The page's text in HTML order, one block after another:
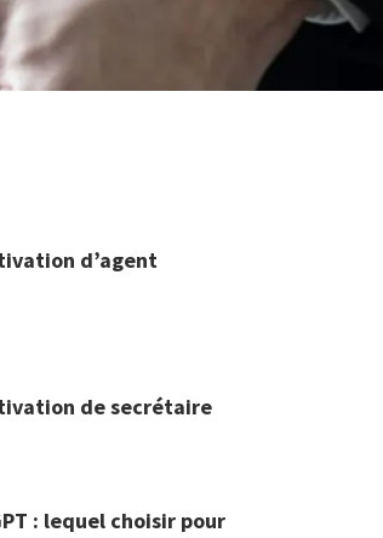
d’agent
de secrétaire
: lequel choisir pour